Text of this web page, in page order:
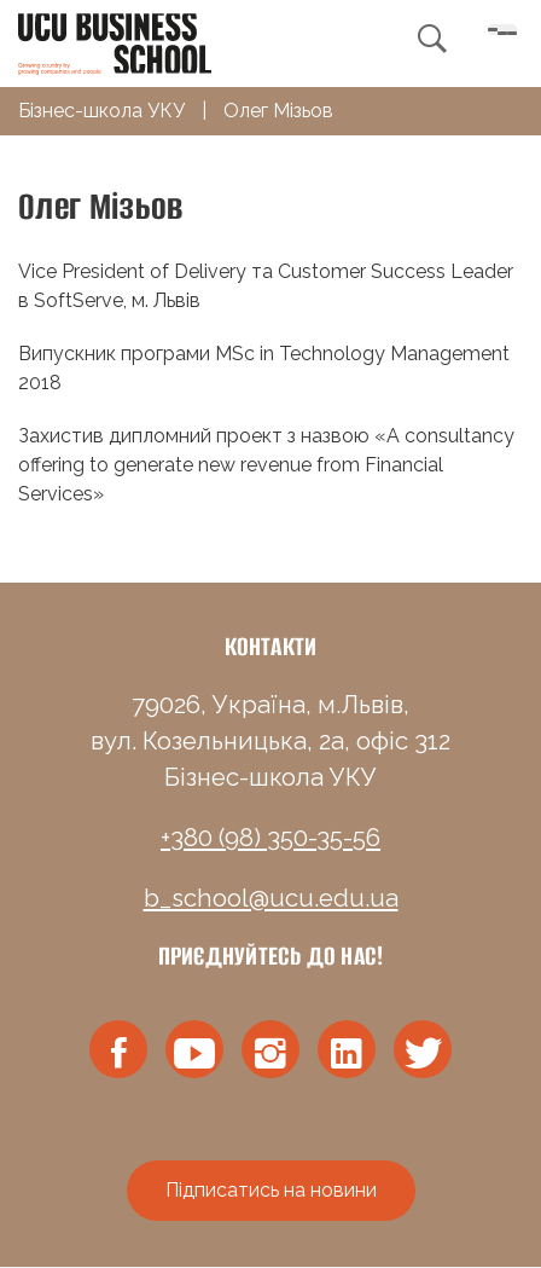

Бізнес-школа УКУ Олег Мізьов
Олег Мізьов
Vice President of Delivery та Customer Success Leader
в SoftServe, м. Львів
Випускник програми MSc in Technology Management
2018
Захистив дипломний проект з назвою «A consultancy
offering to generate new revenue from Financial
Services»
КОНТАКТИ
79026, Україна, м.Львів,
вул. Козельницька, 2а, офіс 312
Бізнес-школа УКУ
+380 (98) 350-35-56
b_school@ucu.edu.ua
ПРИЄДНУЙТЕСЬ ДО НАС!
Підписатись на новини